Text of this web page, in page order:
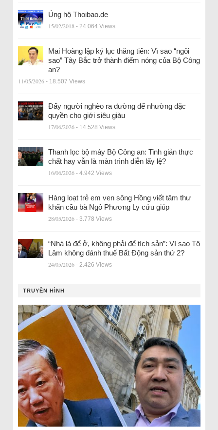
Ủng hộ Thoibao.de
15/02/2018 - 24.064 Views
Mai Hoàng lập kỷ lục thăng tiến: Vì sao “ngôi
sao” Tây Bắc trở thành điểm nóng của Bộ Công
an?
11/05/2026 - 18.507 Views
Đẩy người nghèo ra đường để nhường đặc
quyền cho giới siêu giàu
17/06/2026 - 14.528 Views
Thanh lọc bộ máy Bộ Công an: Tinh giản thực
chất hay vẫn là màn trình diễn lấy lệ?
16/06/2026 - 4.942 Views
Hàng loạt trẻ em ven sông Hồng viết tâm thư
khẩn cầu bà Ngô Phương Ly cứu giúp
28/05/2026 - 3.778 Views
“Nhà là để ở, không phải để tích sản”: Vì sao Tô
Lâm không đánh thuế Bất Động sản thứ 2?
24/05/2026 - 2.426 Views
TRUYỀN HÌNH